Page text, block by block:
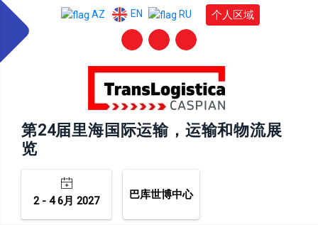
AZ EN RU 个人区域
第24届里海国际运输，运输和物流展
览
2 - 4 6月 2027 巴库世博中心